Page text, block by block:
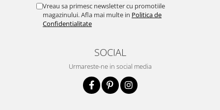
Vreau sa primesc newsletter cu promotiile
magazinului. Afla mai multe in Politica de
Confidentialitate
SOCIAL
Urmareste-ne in social media